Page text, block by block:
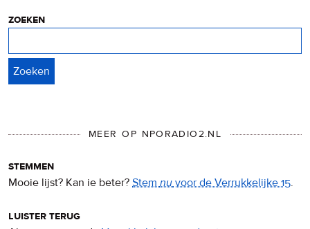
zoeken
MEER OP NPORADIO2.NL
stemmen
Mooie lijst? Kan ie beter? Stemnuvoor de Verrukkelijke 15.
luister terug